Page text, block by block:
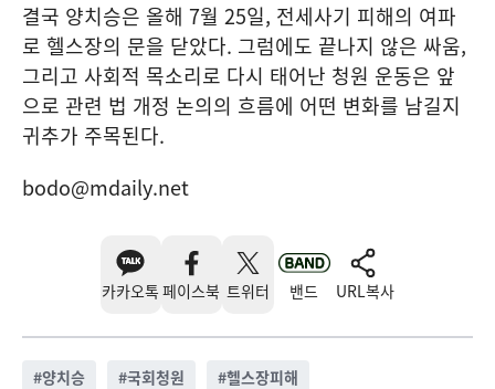
결국 양치승은 올해 7월 25일, 전세사기 피해의 여파
로 헬스장의 문을 닫았다. 그럼에도 끝나지 않은 싸움,
그리고 사회적 목소리로 다시 태어난 청원 운동은 앞
으로 관련 법 개정 논의의 흐름에 어떤 변화를 남길지
귀추가 주목된다.
bodo@mdaily.net
카카오톡 페이스북 트위터 밴드 URL복사
#양치승 #국회청원 #헬스장피해